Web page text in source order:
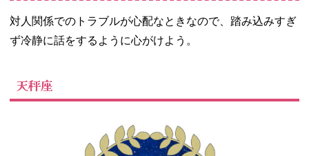
対人関係でのトラブルが心配なときなので、踏み込みすぎ
ず冷静に話をするように心がけよう。
天秤座